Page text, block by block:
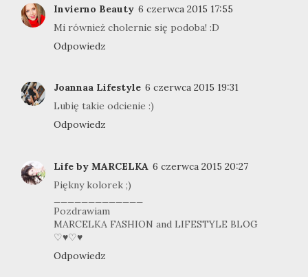
Invierno Beauty 6 czerwca 2015 17:55
Mi również cholernie się podoba! :D
Odpowiedz
Joannaa Lifestyle 6 czerwca 2015 19:31
Lubię takie odcienie :)
Odpowiedz
Life by MARCELKA 6 czerwca 2015 20:27
Piękny kolorek ;)
Pozdrawiam
MARCELKA FASHION and LIFESTYLE BLOG
♡♥♡♥
Odpowiedz